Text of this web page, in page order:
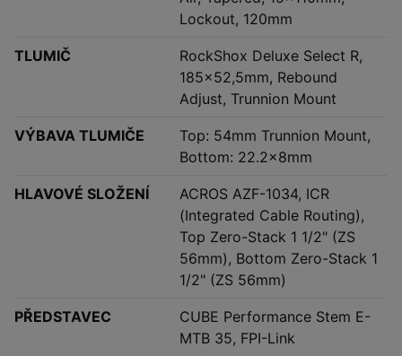
Lockout, 120mm
TLUMIČ
RockShox Deluxe Select R,
185x52,5mm, Rebound
Adjust, Trunnion Mount
VÝBAVA TLUMIČE
Top: 54mm Trunnion Mount,
Bottom: 22.2x8mm
HLAVOVÉ SLOŽENÍ
ACROS AZF-1034, ICR
(Integrated Cable Routing),
Top Zero-Stack 1 1/2" (ZS
56mm), Bottom Zero-Stack 1
1/2" (ZS 56mm)
PŘEDSTAVEC
CUBE Performance Stem E-
MTB 35, FPI-Link